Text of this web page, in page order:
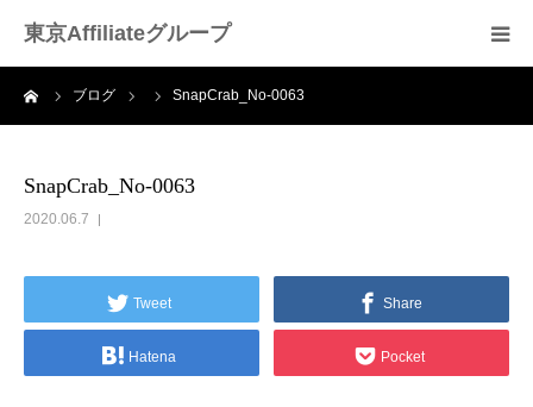
東京Affiliateグループ
ブログ SnapCrab_No-0063
SnapCrab_No-0063
2020.06.7
Tweet Share
Hatena Pocket
HOME